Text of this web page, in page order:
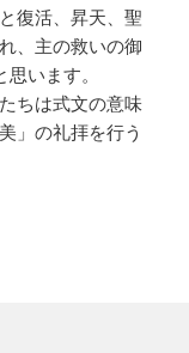
復活、昇天、聖
、主の救いの御
います。
ちは式文の意味
」の礼拝を行う